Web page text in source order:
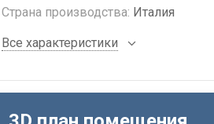
Страна производства: Италия
Все характеристики